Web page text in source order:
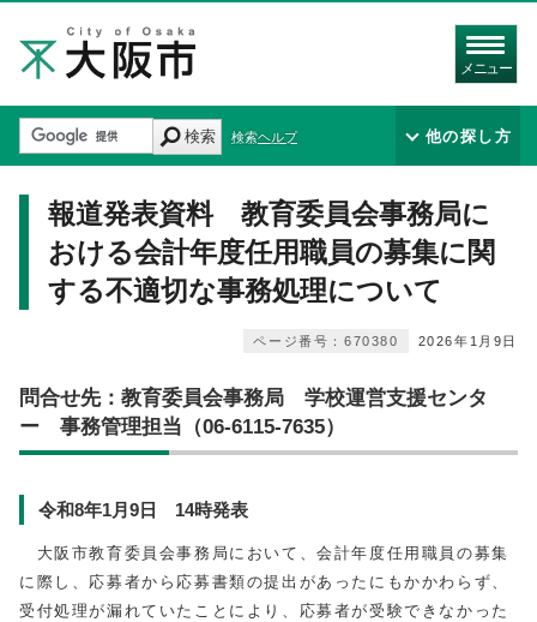
メニュー
検索 検索ヘルプ 他の探し方
報道発表資料 教育委員会事務局に
おける会計年度任用職員の募集に関
する不適切な事務処理について
2026年1月9日
ページ番号：670380
問合せ先：教育委員会事務局 学校運営支援センタ
ー 事務管理担当（06-6115-7635）
令和8年1月9日 14時発表
大阪市教育委員会事務局において、会計年度任用職員の募集
に際し、応募者から応募書類の提出があったにもかかわらず、
受付処理が漏れていたことにより、応募者が受験できなかった